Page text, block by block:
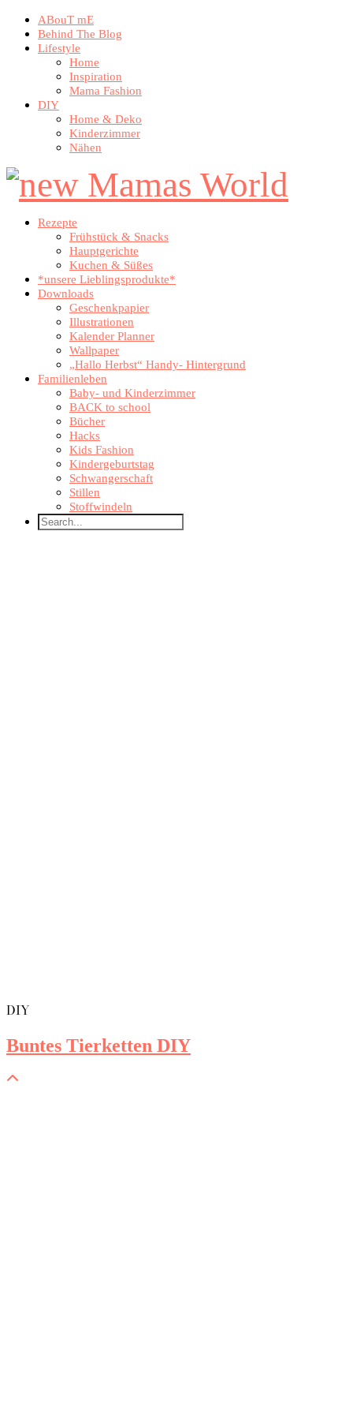
ABouT mE
Behind The Blog
Lifestyle
Home
Inspiration
Mama Fashion
DIY
Home & Deko
Kinderzimmer
Nähen
Rezepte
Frühstück & Snacks
Hauptgerichte
Kuchen & Süßes
*unsere Lieblingsprodukte*
Downloads
Geschenkpapier
Illustrationen
Kalender Planner
Wallpaper
„Hallo Herbst“ Handy- Hintergrund
Familienleben
Baby- und Kinderzimmer
BACK to school
Bücher
Hacks
Kids Fashion
Kindergeburtstag
Schwangerschaft
Stillen
Stoffwindeln
DIY
Buntes Tierketten DIY